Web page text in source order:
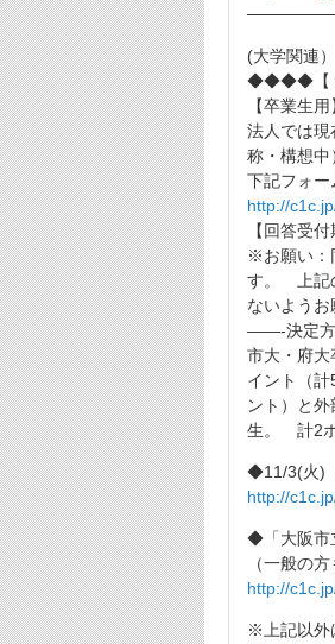
(大学関連）
◆◆◆◆【
【卒業生
法人では現
称・構想中
下記フォー
http://
【回答受
※お願い：
す。 上記
ないようお
——-決定
市大・府大
イント（計
ント）と
生。 計2ポ
◆11/3(火)
http://
◆「大阪市
（一般の
http://
※上記以外